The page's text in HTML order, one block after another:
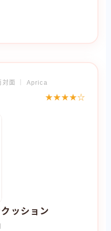
対面 ｜ Aprica
★★★★☆
ッション